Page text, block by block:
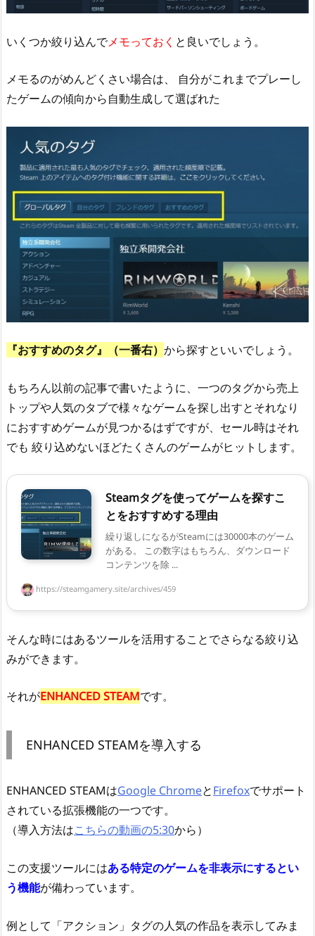
いくつか絞り込んでメモっておく と良いでしょう。
メモるのがめんどくさい場合は、 自分がこれまでプレーし
たゲームの傾向から自動生成して選ばれた
『おすすめのタグ』（一番右） から探すといいでしょう。
もちろん以前の記事で書いたように、一つのタグから売上
トップや人気のタブで様々なゲームを探し出すとそれなり
におすすめゲームが見つかるはずですが、セール時はそれ
でも 絞り込めないほどたくさんのゲームがヒットします。
Steamタグを使ってゲームを探すこ
とをおすすめする理由
繰り返しになるがSteamには30000本のゲーム
がある。 この数字はもちろん、ダウンロード
コンテンツを除 ...
https://steamgamery.site/archives/459
そんな時にはあるツールを活用することでさらなる絞り込
みができます。
それがENHANCED STEAMです。
ENHANCED STEAMを導入する
ENHANCED STEAMはGoogle ChromeとFirefoxでサポート
されている拡張機能の一つです。
（導入方法はこちらの動画の5:30から）
この支援ツールにはある特定のゲームを非表示にするとい
う機能が備わっています。
例として「アクション」タグの人気の作品を表示してみま